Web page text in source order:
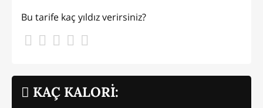
KAÇ KALORİ:
Bu tarife kaç yıldız verirsiniz?